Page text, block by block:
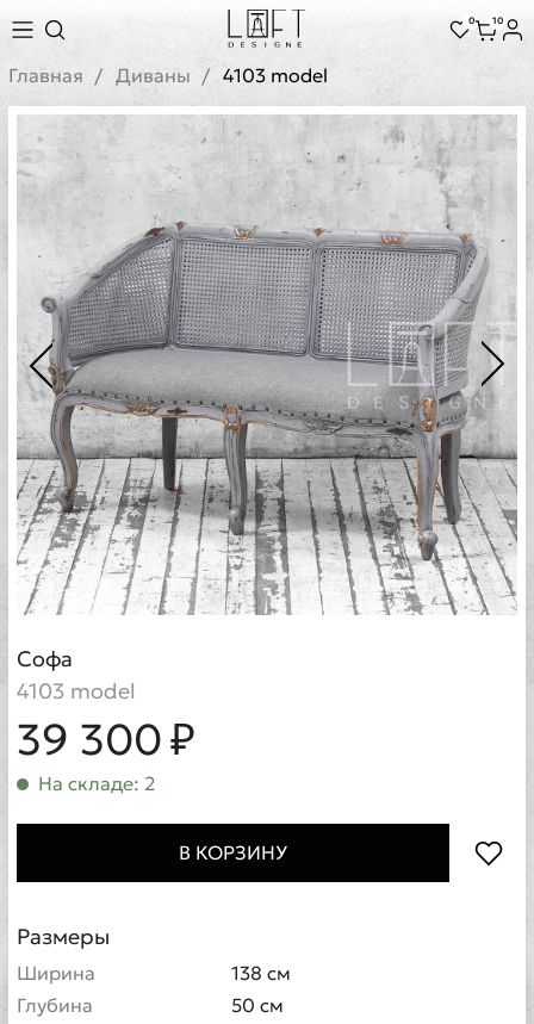
0 10
Главная Диваны 4103 model
Софа
4103 model
39 300 ₽
На складе: 2
В КОРЗИНУ
Размеры
Ширина
138 см
Глубина
50 см